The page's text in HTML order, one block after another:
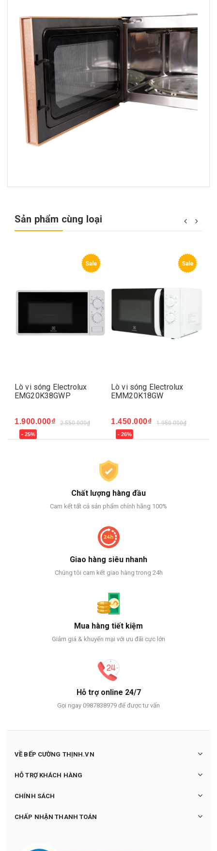
Sản phẩm cùng loại
Sale
Lò vi sóng Electrolux
EMG20K38GWP
1.900.000₫ 2.550.000₫
- 25%
Sale
Lò vi sóng Electrolux
EMM20K18GW
1.450.000₫ 1.950.000₫
- 26%
Chất lượng hàng đầu
Cam kết tất cả sản phẩm chính hãng 100%
Giao hàng siêu nhanh
Chúng tôi cam kết giao hàng trong 24h
Mua hàng tiết kiệm
Giảm giá & khuyến mại với ưu đãi cực lớn
Hỗ trợ online 24/7
Gọi ngay 0987838979 để được tư vấn
VỀ BẾP CƯỜNG THỊNH.VN
HỖ TRỢ KHÁCH HÀNG
CHÍNH SÁCH
CHẤP NHẬN THANH TOÁN